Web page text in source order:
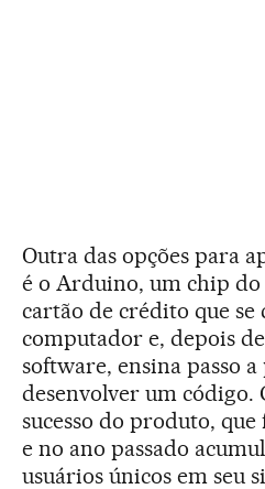
Outra das opções para
é o Arduino, um chip
cartão de crédito que se
computador e, depois
software, ensina passo a
desenvolver um código.
sucesso do produto,
e no ano passado
usuários únicos em seu